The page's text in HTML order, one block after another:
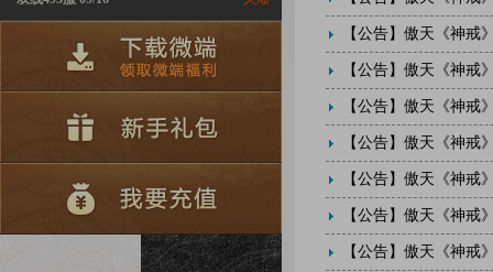
【公告】 傲天《神戒
【公告】 傲天《神戒
【公告】 傲天《神戒
【公告】 傲天《神戒
【公告】 傲天《神戒
【公告】 傲天《神戒
【公告】 傲天《神戒